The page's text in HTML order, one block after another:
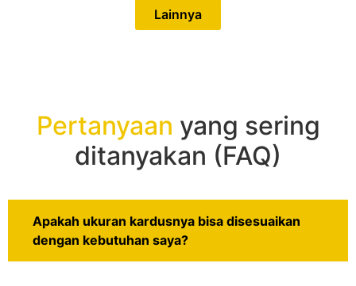
Lainnya
Pertanyaan yang sering
ditanyakan (FAQ)
Apakah ukuran kardusnya bisa disesuaikan
dengan kebutuhan saya?